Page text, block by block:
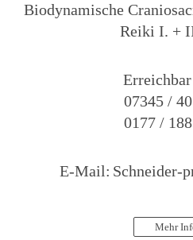
Biodynamische
Reiki I. +
07345 /
0177 /
E-Mail: Schneider-
Mehr